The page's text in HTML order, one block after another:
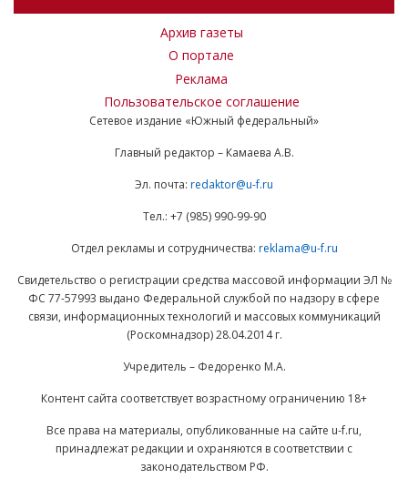
Архив газеты
О портале
Реклама
Пользовательское соглашение
Сетевое издание «Южный федеральный»
Главный редактор – Камаева А.В.
Эл. почта: redaktor@u-f.ru
Тел.: +7 (985) 990-99-90
Отдел рекламы и сотрудничества: reklama@u-f.ru
Свидетельство о регистрации средства массовой информации ЭЛ №
ФС 77-57993 выдано Федеральной службой по надзору в сфере
связи, информационных технологий и массовых коммуникаций
(Роскомнадзор) 28.04.2014 г.
Учредитель – Федоренко М.А.
Контент сайта соответствует возрастному ограничению 18+
Все права на материалы, опубликованные на сайте u-f.ru,
принадлежат редакции и охраняются в соответствии с
законодательством РФ.